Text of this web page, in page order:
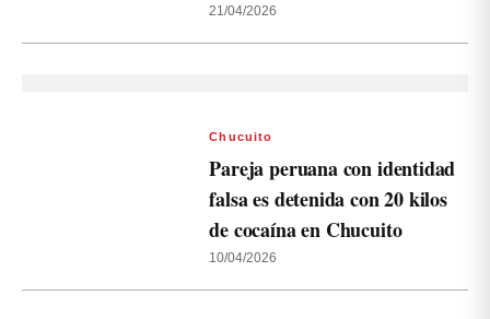
21/04/2026
Chucuito
Pareja peruana con identidad
falsa es detenida con 20 kilos
de cocaína en Chucuito
10/04/2026